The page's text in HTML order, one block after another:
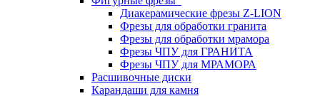
Диакерамические фрезы Z-LION
Фрезы для обработки гранита
Фрезы для обработки мрамора
Фрезы ЧПУ для ГРАНИТА
Фрезы ЧПУ для МРАМОРА
Расшивочные диски
Карандаши для камня